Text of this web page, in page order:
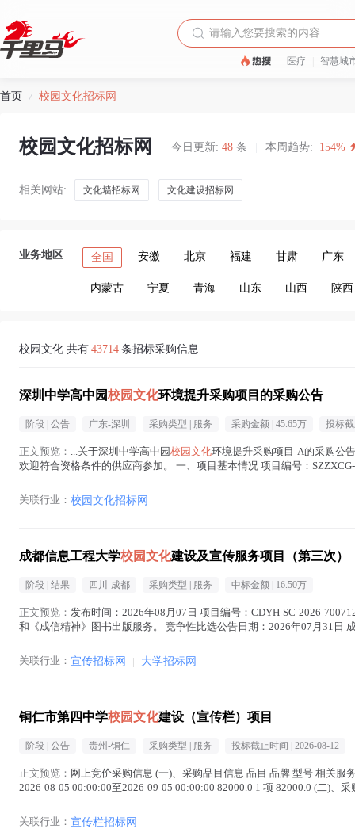
医疗 智慧城
首页 / 校园文化招标网
校园文化招标网 今日更新: 48 条 本周趋势: 154%
相关网站: 文化墙招标网 文化建设招标网
业务地区 全国 安徽 北京 福建 甘肃 广东
内蒙古 宁夏 青海 山东 山西 陕西
校园文化 共有 43714 条招标采购信息
深圳中学高中园校园文化环境提升采购项目的采购公告
阶段 | 公告 广东-深圳 采购类型 | 服务 采购金额 | 45.65万 投标
正文预览： ...关于深圳中学高中园校园文化环境提升采购项目-A的采购公
欢迎符合资格条件的供应商参加。 一、项目基本情况 项目编号：
关联行业： 校园文化招标网
成都信息工程大学校园文化建设及宣传服务项目（第三次）
阶段 | 结果 四川-成都 采购类型 | 服务 中标金额 | 16.50万
正文预览： 发布时间：2026年08月07日 项目编号：CDYH-SC-2026-
和《成信精神》图书出版服务。 竞争性比选公告日期：2026年07月31日
关联行业： 宣传招标网 | 大学招标网
铜仁市第四中学校园文化建设（宣传栏）项目
阶段 | 公告 贵州-铜仁 采购类型 | 服务 投标截止时间 | 2026-08-12
正文预览： 网上竞价采购信息 (一)、采购品目信息 品目 品牌 型号 相关
2026-08-05 00:00:00至2026-09-05 00:00:00 82000.0 1 项 82000.0 (二)、
关联行业： 宣传栏招标网